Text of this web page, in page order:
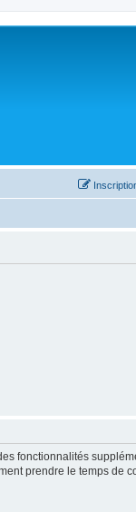
fonctionnalités
prendre le temps de